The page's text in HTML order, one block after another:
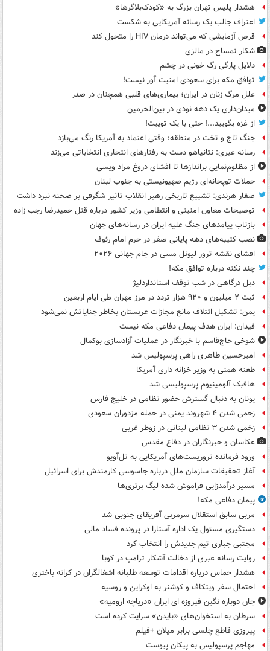
هشدار پلیس تهران بزرگ به «کودک‌بلاگرها»
اعتراف جالب یک رسانه آمریکایی به شکست
قرص آزمایشی که می‌تواند درمان HIV را متحول کند
شکار تمساح در مالزی
دلایل پارگی رگ خونی در چشم
توافق مکه برای سعودی امنیت آور نیست!
علل مرگ زنان در ایران؛ بیماری‌های قلبی همچنان در صدر
میدان‌داری یک دهه نودی در بین‌الحرمین
از غزه بگویید...! حتی با یک توییت!
جنگ تاج و تخت در منطقه؛ وقتی اعتماد به آمریکا رنگ می‌بازد
رسانه عبری: نتانیاهو دست به رفتارهای انتحاری انتخاباتی می‌زند
از مظلوم‌نمایی براندازها تا افشای دروغ مراد ویسی
حملات توپخانه‌ای رژیم صهیونیستی به جنوب لبنان
صفار هرندی: تشییع تاریخی رهبر انقلاب تاثیر شگرفی بر صحنه نبرد داشت
توضیحات معاون امنیتی و انتظامی وزیر کشور درباره قتل حمیدرضا رجب زاده
بازتاب پیامدهای جنگ علیه ایران در رسانه‌های جهان
نصب کتیبه‌های دهه پایانی صفر در حرم امام رئوف
افشای نقشه ترور لیونل مسی در جام جهانی ۲۰۲۶
چند نکته درباره توافق مکه!
دبل درگاهی در شب توقف استانداردلیژ
ثبت ۲ میلیون و ۹۲۰ هزار تردد در مرز مهران طی ایام اربعین
یمن: تشکیل ائتلاف مانع مجازات عربستان بخاطر جنایاتش نمی‌شود
فیدان: ایران هدف پیمان دفاعی مکه نیست
شوخی حاج‌قاسم با خبرنگار در عملیات آزادسازی بوکمال
امیرحسین طاهری راهی پرسپولیس شد
طعنه همتی به وزیر خزانه داری آمریکا
هافبک آلومینیوم پرسپولیسی شد
یونان به دنبال گسترش حضور نظامی در خلیج فارس
زخمی شدن ۴ شهروند یمنی در حمله مزدوران سعودی
زخمی شدن ۳ نظامی لبنانی در زوطر غربی
عکاسان و خبرنگاران در دفاع مقدس
ورود فرمانده تروریست‌های آمریکایی به تل‌آویو
آغاز تحقیقات سازمان ملل درباره جاسوسی کارمندش برای اسرائیل
مسیر درآمدزایی فراموش شده لیگ برتری‌ها
پیمان دفاعی مکه!
مربی سابق استقلال سرمربی آفریقای جنوبی شد
دستگیری مسئول یک اداره آستارا در پرونده فساد مالی
مجتبی جباری تیم جدیدش را انتخاب کرد
روایت رسانه عبری از دخالت آشکار ترامپ در کوبا
هشدار حماس درباره اقدامات توسعه طلبانه اشغالگران در کرانه باختری
احتمال سفر ویتکاف و کوشنر به اوکراین و روسیه
جان دوباره نگین فیروزه ای ایران «دریاچه ارومیه»
سرطان به استخوان‌های «بایدن» سرایت کرده است
پیروزی قاطع چلسی برابر میلان +فیلم
مهاجم پرسپولیس به پیکان پیوست